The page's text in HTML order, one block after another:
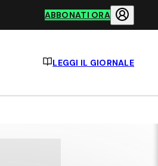
ABBONATI ORA
LEGGI IL GIORNALE